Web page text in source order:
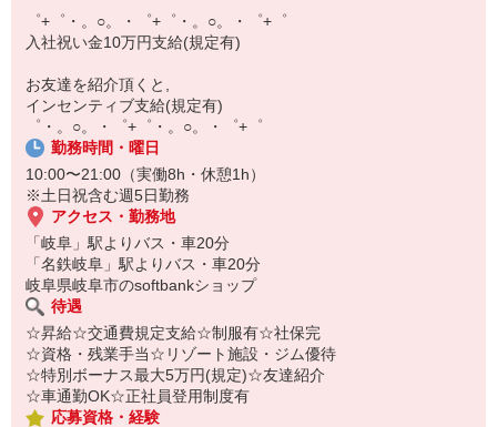
上場/優良/大手企業など
【スマホ面接実施中】
￣￣￣￣￣￣￣￣￣
自宅に居ながらスマホでカンタン面接OK！
オンライン面談なのでスピード対応。
゜+゜・。○。・゜+゜・。○。・゜+゜
入社祝い金10万円支給(規定有)
お友達を紹介頂くと,
インセンティブ支給(規定有)
゜・。○。・゜+゜・。○。・゜+゜
勤務時間・曜日
10:00〜21:00（実働8h・休憩1h）
※土日祝含む週5日勤務
アクセス・勤務地
「岐阜」駅よりバス・車20分
「名鉄岐阜」駅よりバス・車20分
岐阜県岐阜市のsoftbankショップ
待遇
☆昇給☆交通費規定支給☆制服有☆社保完
☆資格・残業手当☆リゾート施設・ジム優待
☆特別ボーナス最大5万円(規定)☆友達紹介
☆車通勤OK☆正社員登用制度有
応募資格・経験